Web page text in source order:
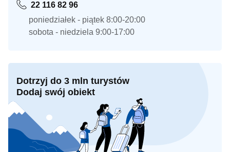
22 116 82 96
poniedziałek - piątek 8:00-20:00
sobota - niedziela 9:00-17:00
Dotrzyj do 3 mln turystów
Dodaj swój obiekt